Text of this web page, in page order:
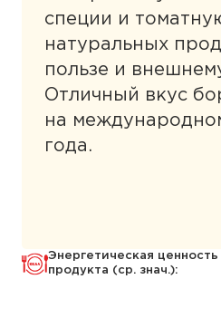
специи и
натуральных
пользе и
Отличный вкус
на
года.
Энергетическая ценность
продукта (ср. знач.):